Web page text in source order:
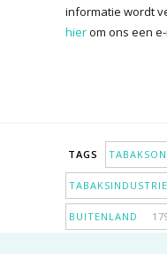
informatie wordt
hierom ons een
TAGS
BUITENLAND